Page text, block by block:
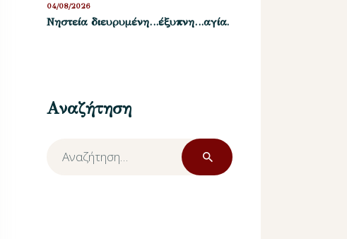
Νηστεία διευρυμένη…έξυπνη…αγία.
04/08/2026
Αναζήτηση
Αναζήτηση
για: